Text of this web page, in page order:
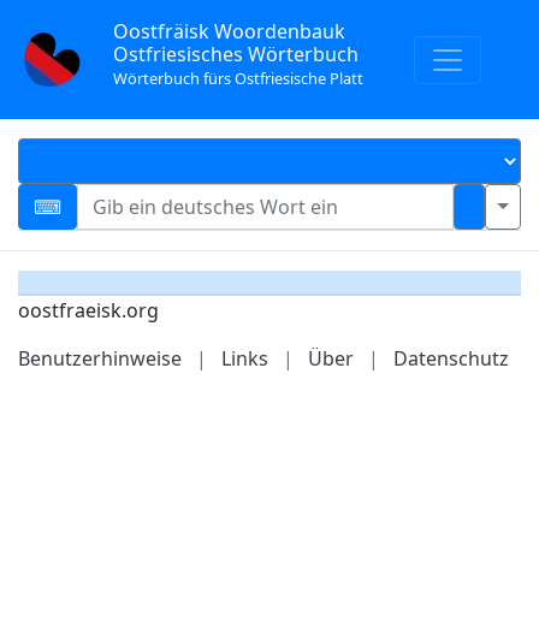
Oostfräisk Woordenbauk
Ostfriesisches Wörterbuch
Wörterbuch fürs Ostfriesische Platt
oostfraeisk.org
Benutzerhinweise
| Links | Über | Datenschutz